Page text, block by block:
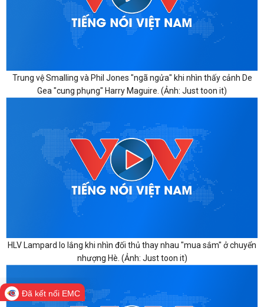
Trung vệ Smalling và Phil Jones "ngã ngửa" khi nhìn thấy cảnh De
Gea "cung phụng" Harry Maguire. (Ảnh: Just toon it)
HLV Lampard lo lắng khi nhìn đối thủ thay nhau "mua sắm" ở chuyển
nhượng Hè. (Ảnh: Just toon it)
Đã kết nối EMC